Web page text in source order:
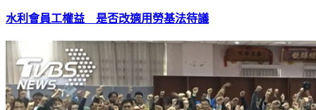
水利會員工權益 是否改適用勞基法待議